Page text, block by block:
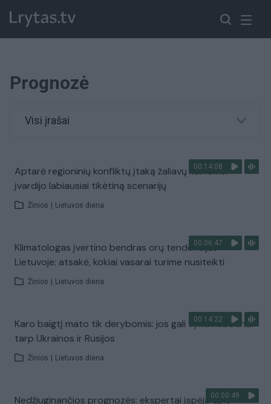
Prognozė
Visi įrašai
00:14:08
Aptarė regioninių konfliktų įtaką žaliavų kainoms:
įvardijo labiausiai tikėtiną scenarijų
Žinios Lietuvos diena
00:06:47
Klimatologas įvertino bendras orų tendencijas
Lietuvoje: atsakė, kokiai vasarai turime nusiteikti
Žinios Lietuvos diena
00:14:22
Karo baigtį mato tik derybomis: jos gali vykti nebūtinai
tarp Ukrainos ir Rusijos
Žinios Lietuvos diena
00:00:49
Nedžiuginančios prognozės: ekspertai įspėja apie